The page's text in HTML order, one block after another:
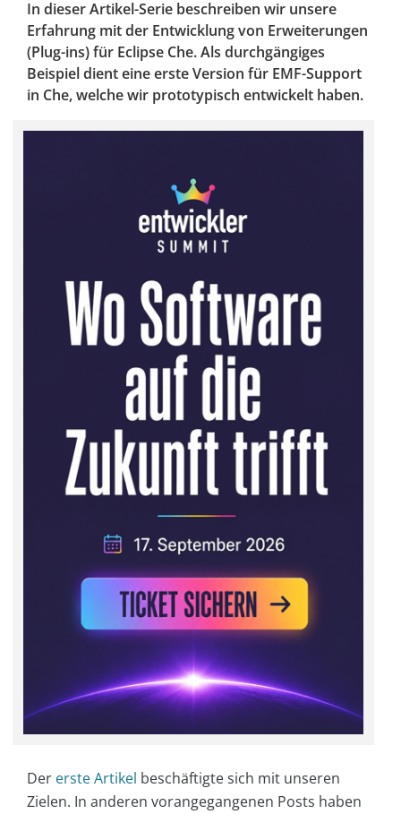
In dieser Artikel-Serie beschreiben wir unsere
Erfahrung mit der Entwicklung von Erweiterungen
(Plug-ins) für Eclipse Che. Als durchgängiges
Beispiel dient eine erste Version für EMF-Support
in Che, welche wir prototypisch entwickelt haben.
Der erste Artikel beschäftigte sich mit unseren
Zielen. In anderen vorangegangenen Posts haben